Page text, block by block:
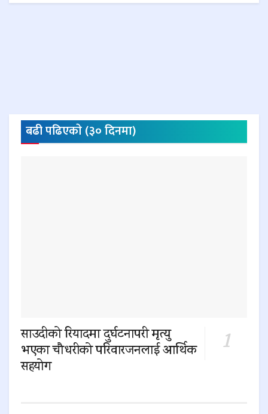
बढी पढिएकाे (३० दिनमा)
साउदीको रियादमा दुर्घटनापरी मृत्यु
भएका चौधरीको परिवारजनलाई आर्थिक
सहयोग